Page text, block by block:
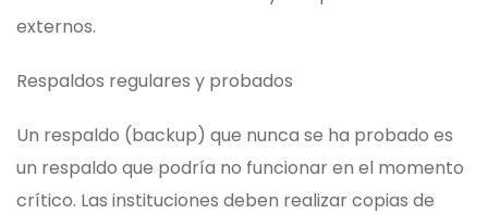
externos.
Respaldos regulares y probados
Un respaldo (backup) que nunca se ha probado es
un respaldo que podría no funcionar en el momento
crítico. Las instituciones deben realizar copias de